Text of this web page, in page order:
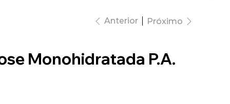
Anterior Próximo
Monohidratada P.A.